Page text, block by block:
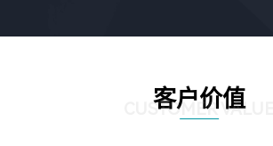
客户价值
CUSTOMER VALUE